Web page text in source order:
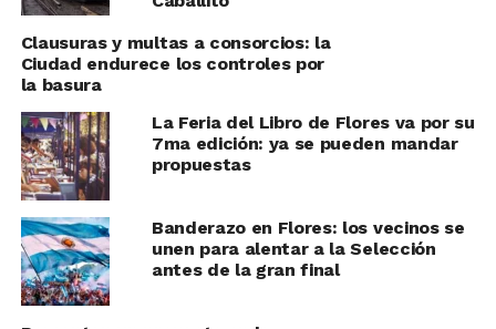
Clausuras y multas a consorcios: la
Ciudad endurece los controles por
la basura
La Feria del Libro de Flores va por su
7ma edición: ya se pueden mandar
propuestas
Banderazo en Flores: los vecinos se
unen para alentar a la Selección
antes de la gran final